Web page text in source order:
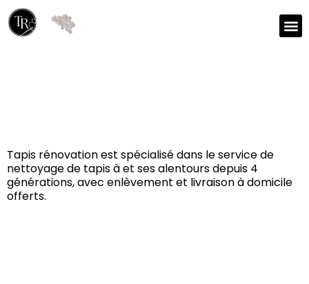
Tapis rénovation est spécialisé dans le service de
nettoyage de tapis à et ses alentours depuis 4
générations, avec enlèvement et livraison à domicile
offerts.